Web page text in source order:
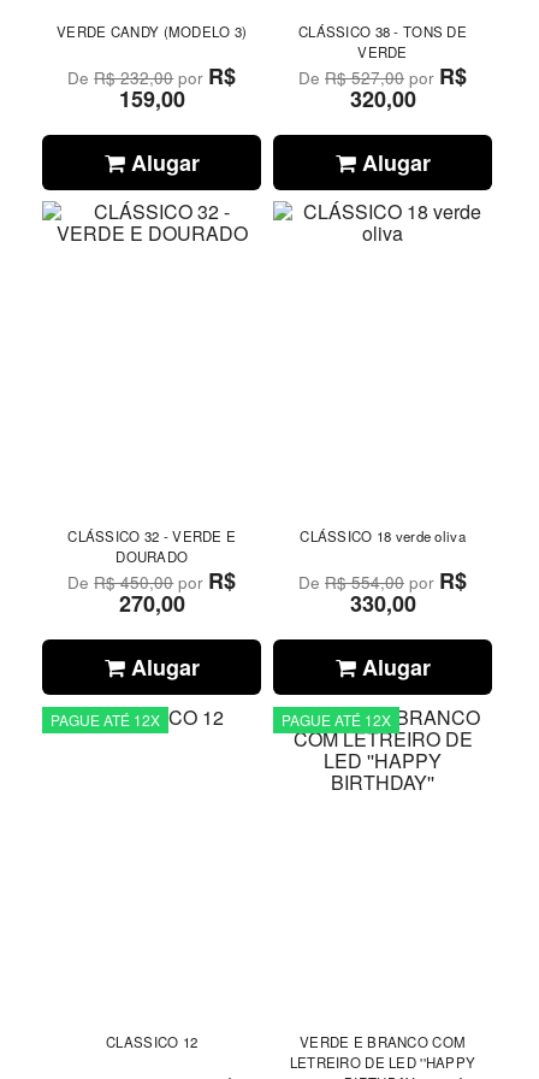
VERDE CANDY (MODELO 3)
DeR$ 232,00por R$
159,00
Alugar
CLÁSSICO 38 - TONS DE
VERDE
DeR$ 527,00 por R$
320,00
Alugar
CLÁSSICO 32 - VERDE E
DOURADO
DeR$ 450,00por R$
270,00
Alugar
CLÁSSICO 18 verde oliva
DeR$ 554,00 por R$
330,00
Alugar
PAGUE ATÉ 12X
CLASSICO 12
PAGUE ATÉ 12X
VERDE E BRANCO COM
LETREIRO DE LED ''HAPPY